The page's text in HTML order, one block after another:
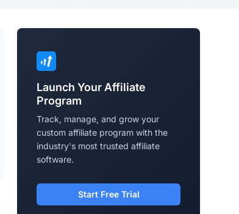
Launch Your Affiliate
Program
Track, manage, and grow your
custom affiliate program with the
industry's most trusted affiliate
software.
Start Free Trial